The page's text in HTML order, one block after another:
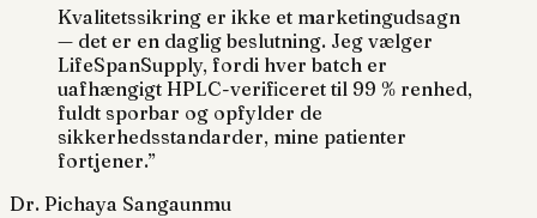
Kvalitetssikring er ikke et marketingudsagn
— det er en daglig beslutning. Jeg vælger
LifeSpanSupply, fordi hver batch er
uafhængigt HPLC-verificeret til 99 % renhed,
fuldt sporbar og opfylder de
sikkerhedsstandarder, mine patienter
fortjener.”
Dr. Pichaya Sangaunmu